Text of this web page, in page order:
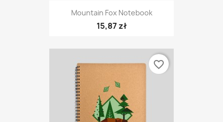
Mountain Fox Notebook
15,87 zł
favorite_border